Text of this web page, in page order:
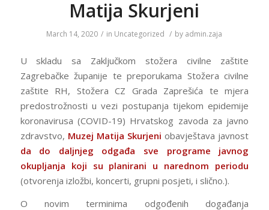
Matija Skurjeni
March 14, 2020 / in Uncategorized / by admin.zaja
U skladu sa Zaključkom stožera civilne zaštite
Zagrebačke županije te preporukama Stožera civilne
zaštite RH, Stožera CZ Grada Zaprešića te mjera
predostrožnosti u vezi postupanja tijekom epidemije
koronavirusa (COVID-19) Hrvatskog zavoda za javno
zdravstvo, Muzej Matija Skurjeni obavještava javnost
da do daljnjeg odgađa sve programe javnog
okupljanja koji su planirani u narednom periodu
(otvorenja izložbi, koncerti, grupni posjeti, i slično.).
O novim terminima odgođenih događanja